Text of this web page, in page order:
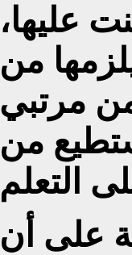
عليها،
من
مرتبي
من
على أن